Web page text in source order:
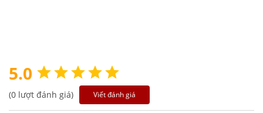
5.0
(0 lượt đánh giá) Viết đánh giá